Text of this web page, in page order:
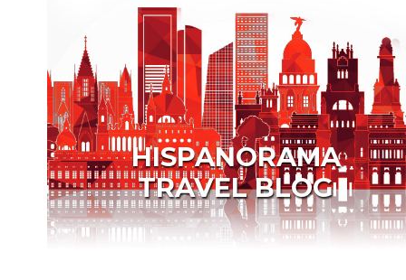
HISPANORAMA
TRAVEL BLOG